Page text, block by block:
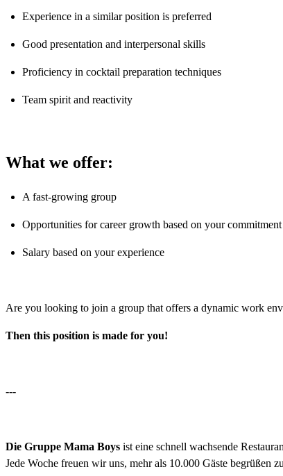
Experience in a similar position is preferred
Good presentation and interpersonal skills
Proficiency in cocktail preparation techniques
Team spirit and reactivity
What we offer:
A fast-growing group
Opportunities for career growth based on your commitment
Salary based on your experience
Are you looking to join a group that offers a dynamic work
Then this position is made for you!
---
Die Gruppe Mama Boys ist eine schnell wachsende
Jede Woche freuen wir uns, mehr als 10.000 Gäste begrüßen